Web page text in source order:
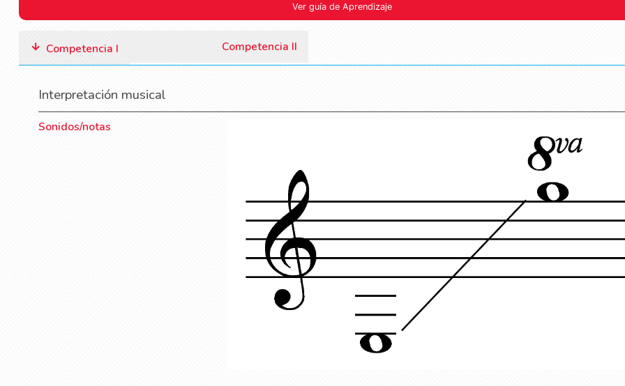
Ver guía de Aprendizaje
Competencia I Competencia II
Interpretación musical
Sonidos/notas